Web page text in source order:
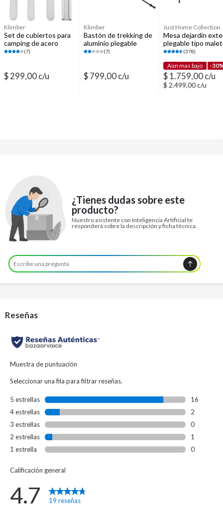
Klimber
Set de cubiertos para
camping de acero
inoxidable
(7)
$ 299,00 c/u
Klimber
Bastón de trekking de
aluminio plegable
negro y morado
(7)
$ 799,00 c/u
Just Home Collection
Mesa dejardín
plegable tipo
polietileno acero
(378)
Aún mas bajo -
$ 1.759,00 c/u
$ 2.499,00 c/u
¿Tienes dudas sobre este
producto?
Nuestro asistente con Inteligencia Artificial te
responderá sobre la descripción y ficha técnica.